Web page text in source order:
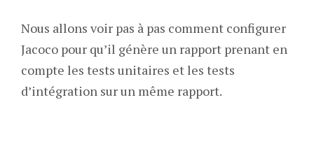
Nous allons voir pas à pas comment configurer
Jacoco pour qu’il génère un rapport prenant en
compte les tests unitaires et les tests
d’intégration sur un même rapport.